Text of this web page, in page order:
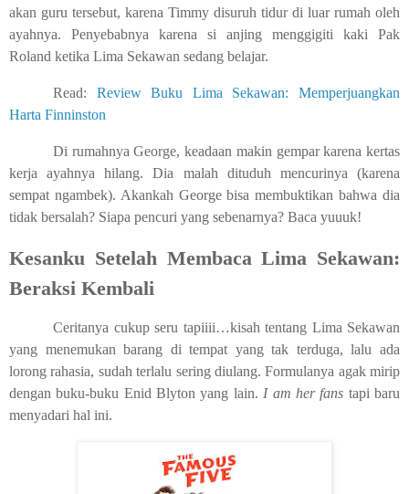
akan guru tersebut, karena Timmy disuruh tidur di luar rumah oleh
ayahnya. Penyebabnya karena si anjing menggigiti kaki Pak
Roland ketika Lima Sekawan sedang belajar.
Read: Review Buku Lima Sekawan: Memperjuangkan
Harta Finninston
Di rumahnya George, keadaan makin gempar karena kertas
kerja ayahnya hilang. Dia malah dituduh mencurinya (karena
sempat ngambek). Akankah George bisa membuktikan bahwa dia
tidak bersalah? Siapa pencuri yang sebenarnya? Baca yuuuk!
Kesanku Setelah Membaca Lima Sekawan:
Beraksi Kembali
Ceritanya cukup seru tapiiii…kisah tentang Lima Sekawan
yang menemukan barang di tempat yang tak terduga, lalu ada
lorong rahasia, sudah terlalu sering diulang. Formulanya agak mirip
dengan buku-buku Enid Blyton yang lain.I am her fans tapi baru
menyadari hal ini.